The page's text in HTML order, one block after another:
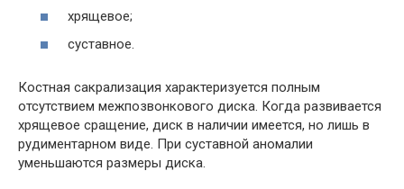
хрящевое;
суставное.
Костная сакрализация характеризуется полным
отсутствием межпозвонкового диска. Когда развивается
хрящевое сращение, диск в наличии имеется, но лишь в
рудиментарном виде. При суставной аномалии
уменьшаются размеры диска.